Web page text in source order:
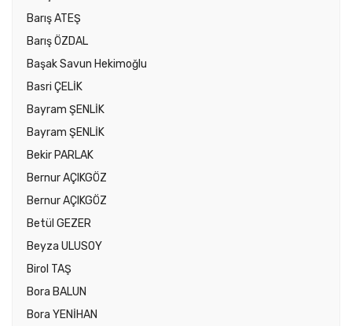
Barış ATEŞ
Barış ÖZDAL
Başak Savun Hekimoğlu
Basri ÇELİK
Bayram ŞENLİK
Bayram ŞENLİK
Bekir PARLAK
Bernur AÇIKGÖZ
Bernur AÇIKGÖZ
Betül GEZER
Beyza ULUSOY
Birol TAŞ
Bora BALUN
Bora YENİHAN